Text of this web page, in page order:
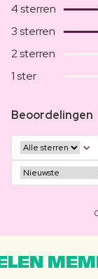
4 sterren
3 sterren
2 sterren
1 ster
Beoordelingen